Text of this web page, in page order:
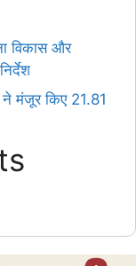
विकास और
ने मंजूर किए 21.81